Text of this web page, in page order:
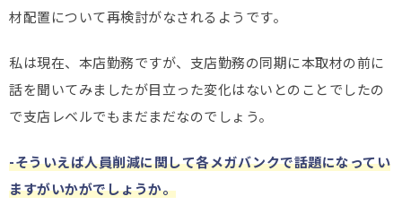
材配置について再検討がなされるようです。
私は現在、本店勤務ですが、支店勤務の同期に本取材の前に
話を聞いてみましたが目立った変化はないとのことでしたの
で支店レベルでもまだまだなのでしょう。
-そういえば人員削減に関して各メガバンクで話題になってい
ますがいかがでしょうか。